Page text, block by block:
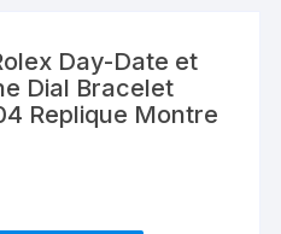
Day-Date et
Dial Bracelet
Replique Montre